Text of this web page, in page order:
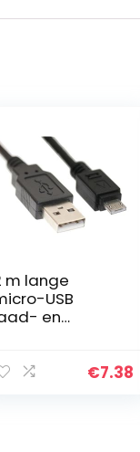
m lange
USB
en
en Kindle€7.38